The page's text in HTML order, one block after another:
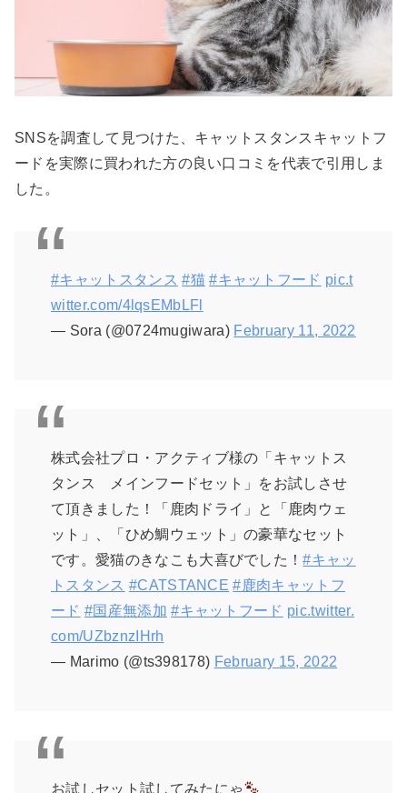
SNSを調査して見つけた、キャットスタンスキャットフ
ードを実際に買われた方の良い口コミを代表で引用しま
した。
#キャットスタンス #猫 #キャットフード pic.t
witter.com/4lqsEMbLFl
— Sora (@0724mugiwara) February 11, 2022
株式会社プロ・アクティブ様の「キャットス
タンス メインフードセット」をお試しさせ
て頂きました！「鹿肉ドライ」と「鹿肉ウェ
ット」、「ひめ鯛ウェット」の豪華なセット
です。愛猫のきなこも大喜びでした！#キャッ
トスタンス #CATSTANCE #鹿肉キャットフ
ード #国産無添加 #キャットフード pic.twitter.
com/UZbznzIHrh
— Marimo (@ts398178) February 15, 2022
お試しセット試してみたにゃ